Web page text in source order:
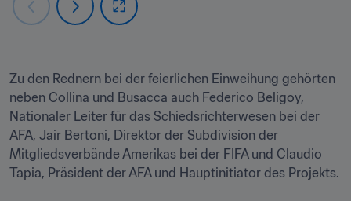
Zu den Rednern bei der feierlichen Einweihung gehörten
neben Collina und Busacca auch Federico Beligoy,
Nationaler Leiter für das Schiedsrichterwesen bei der
AFA, Jair Bertoni, Direktor der Subdivision der
Mitgliedsverbände Amerikas bei der FIFA und Claudio
Tapia, Präsident der AFA und Hauptinitiator des Projekts.